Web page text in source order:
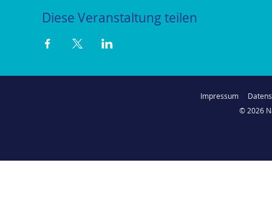
Diese Veranstaltung teilen
Impressum
© 2026